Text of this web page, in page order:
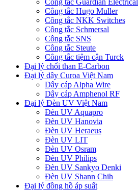
Công tắc Hugo Muller
Công tắc NKK Switches
Công tắc Schmersal
Công tắc SNS
Công tắc Steute
Công tắc tiệm cận Turck
Đại lý chổi than E-Carbon
Đại lý dây Curoa Việt Nam
Dây cáp Alpha Wire
Dây cáp Amphenol RF
Đại lý Đèn UV Việt Nam
Đèn UV Aquapro
Đèn UV Hanovia
Đèn UV Heraeus
Đèn UV LIT
Đèn UV Osram
Đèn UV Philips
Đèn UV Sankyo Denki
Đèn UV Shann Chih
Đại lý đồng hồ áp suất